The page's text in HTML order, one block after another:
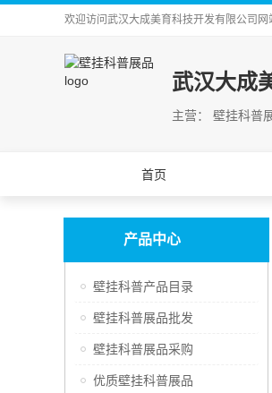
欢迎访问 武汉大成美育科技开发有限公司 网
武汉大成
主营： 壁挂科普
首页
产品中心
壁挂科普产品目录
壁挂科普展品批发
壁挂科普展品采购
优质壁挂科普展品